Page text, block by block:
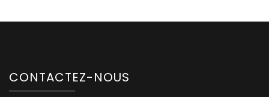
CONTACTEZ-NOUS